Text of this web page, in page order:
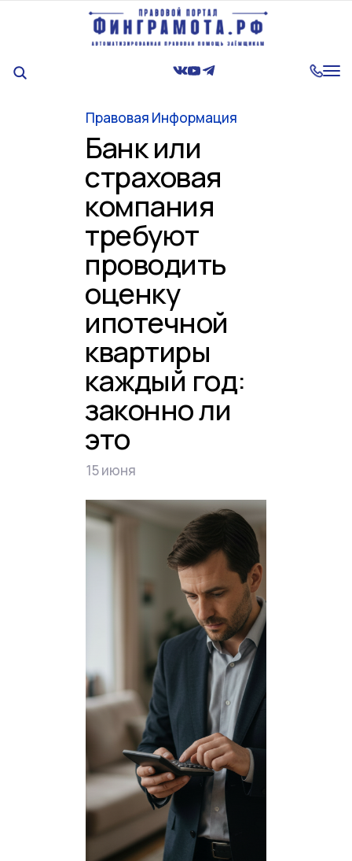
Правовая Информация
Банк или
страховая
компания
требуют
проводить
оценку
ипотечной
квартиры
каждый год:
законно ли
это
15 июня